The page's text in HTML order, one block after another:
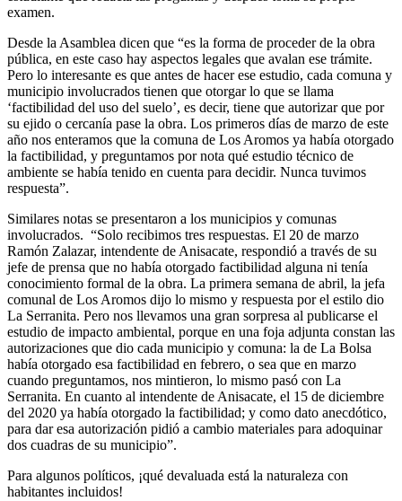
examen.
Desde la Asamblea dicen que “es la forma de proceder de la obra
pública, en este caso hay aspectos legales que avalan ese trámite.
Pero lo interesante es que antes de hacer ese estudio, cada comuna y
municipio involucrados tienen que otorgar lo que se llama
‘factibilidad del uso del suelo’, es decir, tiene que autorizar que por
su ejido o cercanía pase la obra. Los primeros días de marzo de este
año nos enteramos que la comuna de Los Aromos ya había otorgado
la factibilidad, y preguntamos por nota qué estudio técnico de
ambiente se había tenido en cuenta para decidir. Nunca tuvimos
respuesta”.
Similares notas se presentaron a los municipios y comunas
involucrados. “Solo recibimos tres respuestas. El 20 de marzo
Ramón Zalazar, intendente de Anisacate, respondió a través de su
jefe de prensa que no había otorgado factibilidad alguna ni tenía
conocimiento formal de la obra. La primera semana de abril, la jefa
comunal de Los Aromos dijo lo mismo y respuesta por el estilo dio
La Serranita. Pero nos llevamos una gran sorpresa al publicarse el
estudio de impacto ambiental, porque en una foja adjunta constan las
autorizaciones que dio cada municipio y comuna: la de La Bolsa
había otorgado esa factibilidad en febrero, o sea que en marzo
cuando preguntamos, nos mintieron, lo mismo pasó con La
Serranita. En cuanto al intendente de Anisacate, el 15 de diciembre
del 2020 ya había otorgado la factibilidad; y como dato anecdótico,
para dar esa autorización pidió a cambio materiales para adoquinar
dos cuadras de su municipio”.
Para algunos políticos, ¡qué devaluada está la naturaleza con
habitantes incluidos!